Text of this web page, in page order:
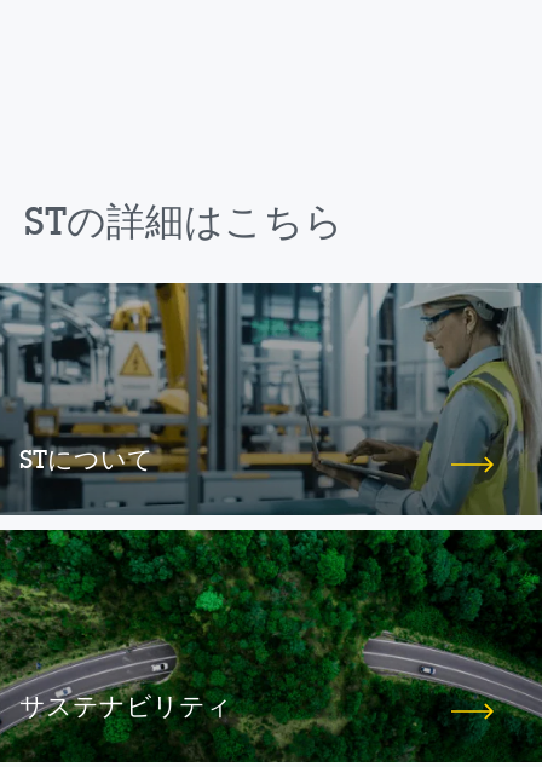
STの詳細はこちら
STについて
サステナビリティ